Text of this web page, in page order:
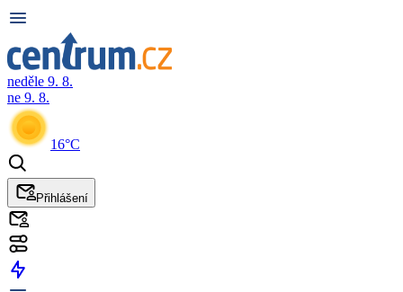
neděle 9. 8.
ne 9. 8.
16°C
Přihlášení